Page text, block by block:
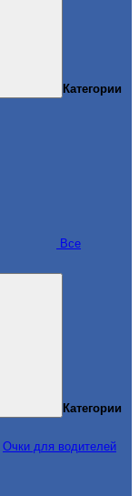
Категории
Все
Категории
Очки для водителей